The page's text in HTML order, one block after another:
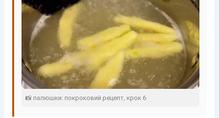
📸 палюшки: покроковий рецепт, крок 6